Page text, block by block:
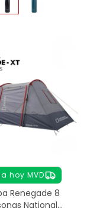
hoy MVD
Renegade 8
National